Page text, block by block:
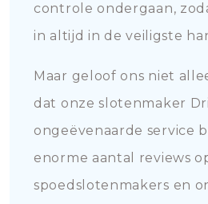
controle ondergaan,
in altijd in de veiligste
Maar geloof ons niet
dat onze slotenmaker
ongeëvenaarde service
enorme aantal reviews
spoedslotenmakers en